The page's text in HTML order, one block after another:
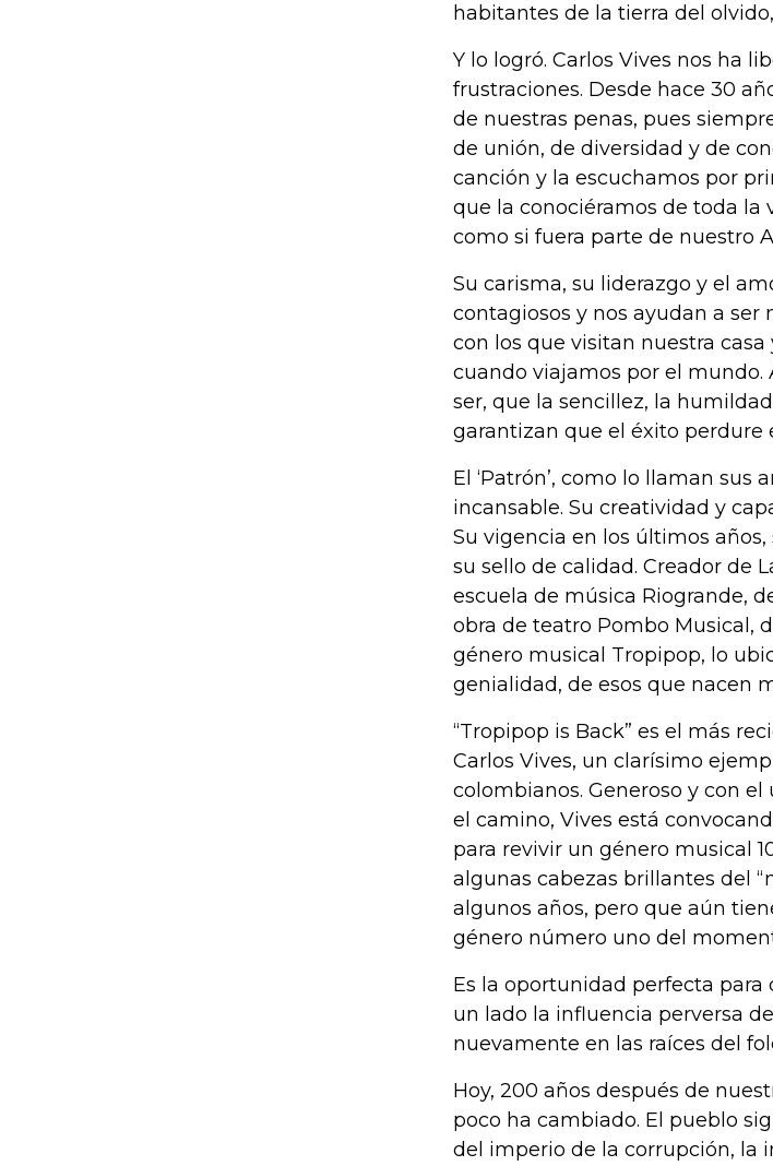
habitantes de la tierra del
Y lo logró. Carlos Vives nos ha
frustraciones. Desde hace 30
de nuestras penas, pues
de unión, de diversidad y de
canción y la escuchamos por
que la conociéramos de toda la
como si fuera parte de nuestro
Su carisma, su liderazgo y el
contagiosos y nos ayudan a ser
con los que visitan nuestra
cuando viajamos por el mundo.
ser, que la sencillez, la
garantizan que el éxito perdure
El ‘Patrón’, como lo llaman
incansable. Su creatividad y
Su vigencia en los últimos
su sello de calidad. Creador de
escuela de música Riogrande,
obra de teatro Pombo Musical,
género musical Tropipop, lo
genialidad, de esos que nacen
“Tropipop is Back” es el más
Carlos Vives, un clarísimo
colombianos. Generoso y con
el camino, Vives está
para revivir un género musical
algunas cabezas brillantes del
algunos años, pero que aún
género número uno del
Es la oportunidad perfecta para
un lado la influencia perversa
nuevamente en las raíces del
Hoy, 200 años después de
poco ha cambiado. El pueblo
del imperio de la corrupción, la